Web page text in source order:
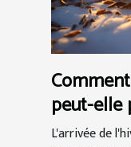
peut-
L'arrivée de